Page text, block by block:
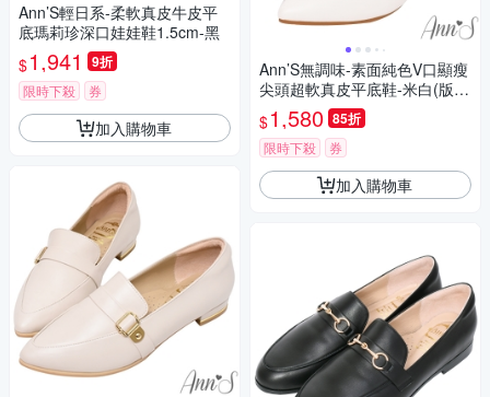
Ann’S輕日系-柔軟真皮牛皮平
底瑪莉珍深口娃娃鞋1.5cm-黑
$1,941 9折
限時下殺 券
加入購物車
Ann’S無調味-素面純色V口顯瘦
尖頭超軟真皮平底鞋-米白(版型
偏小)
$1,580 85折
限時下殺 券
加入購物車